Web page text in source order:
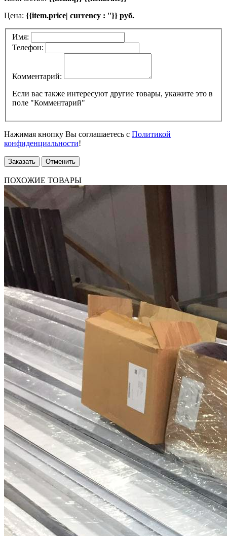
Цена: {{item.price| currency : ''}} руб.
Имя:
Телефон:
Комментарий:
Если вас также интересуют другие товары, укажите это в
поле "Комментарий"
Нажимая кнопку Вы соглашаетесь с Политикой
конфиденциальности!
Заказать Отменить
ПОХОЖИЕ ТОВАРЫ